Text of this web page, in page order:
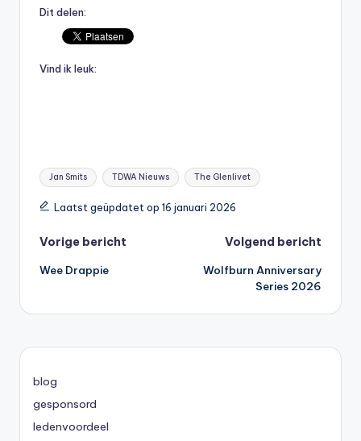
Dit delen:
Vind ik leuk:
Tags:
Jan Smits TDWA Nieuws The Glenlivet
Laatst geüpdatet op 16 januari 2026
Bericht
navigatie
Vorige bericht
Wee Drappie
Volgend bericht
Wolfburn Anniversary
Series 2026
blog
gesponsord
ledenvoordeel